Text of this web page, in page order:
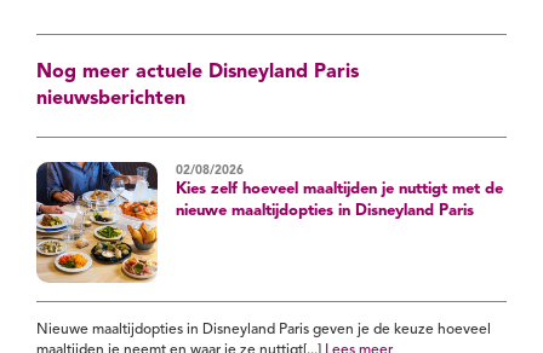
Nog meer actuele Disneyland Paris
nieuwsberichten
02/08/2026
Kies zelf hoeveel maaltijden je nuttigt met de
nieuwe maaltijdopties in Disneyland Paris
Nieuwe maaltijdopties in Disneyland Paris geven je de keuze hoeveel